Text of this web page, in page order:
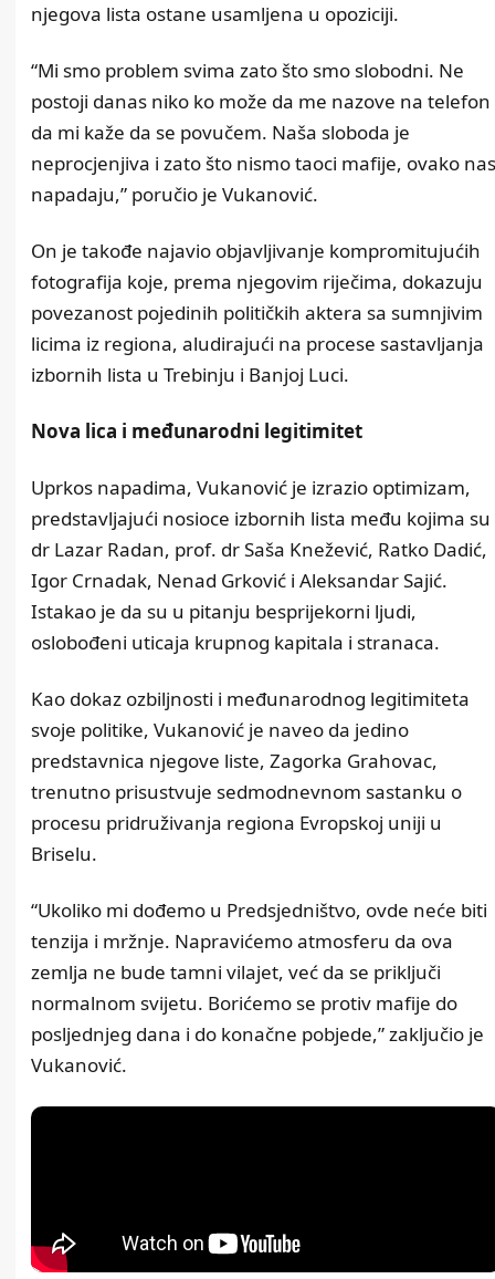
njegova lista ostane usamljena u opoziciji.
“Mi smo problem svima zato što smo slobodni. Ne
postoji danas niko ko može da me nazove na telefon
da mi kaže da se povučem. Naša sloboda je
neprocjenjiva i zato što nismo taoci mafije, ovako nas
napadaju,” poručio je Vukanović.
On je takođe najavio objavljivanje kompromitujućih
fotografija koje, prema njegovim riječima, dokazuju
povezanost pojedinih političkih aktera sa sumnjivim
licima iz regiona, aludirajući na procese sastavljanja
izbornih lista u Trebinju i Banjoj Luci.
Nova lica i međunarodni legitimitet
Uprkos napadima, Vukanović je izrazio optimizam,
predstavljajući nosioce izbornih lista među kojima su
dr Lazar Radan, prof. dr Saša Knežević, Ratko Dadić,
Igor Crnadak, Nenad Grković i Aleksandar Sajić.
Istakao je da su u pitanju besprijekorni ljudi,
oslobođeni uticaja krupnog kapitala i stranaca.
Kao dokaz ozbiljnosti i međunarodnog legitimiteta
svoje politike, Vukanović je naveo da jedino
predstavnica njegove liste, Zagorka Grahovac,
trenutno prisustvuje sedmodnevnom sastanku o
procesu pridruživanja regiona Evropskoj uniji u
Briselu.
“Ukoliko mi dođemo u Predsjedništvo, ovde neće biti
tenzija i mržnje. Napravićemo atmosferu da ova
zemlja ne bude tamni vilajet, već da se priključi
normalnom svijetu. Borićemo se protiv mafije do
posljednjeg dana i do konačne pobjede,” zaključio je
Vukanović.